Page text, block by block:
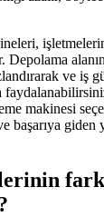
Depolama
ve iş
makinesi
başarıya